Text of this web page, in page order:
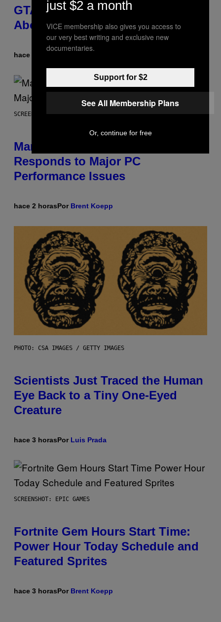
GTA 6 Gets Concerning Update
About GTA Online Release Date
hace 2 horas
SCREENSHOT: PLAYSTATION, STEAM
Marvel Tokon Developer
Responds to Major PC
Performance Issues
hace 2 horasPor Brent Koepp
PHOTO: CSA IMAGES / GETTY IMAGES
Scientists Just Traced the Human
Eye Back to a Tiny One-Eyed
Creature
hace 3 horasPor Luis Prada
SCREENSHOT: EPIC GAMES
Fortnite Gem Hours Start Time:
Power Hour Today Schedule and
Featured Sprites
hace 3 horasPor Brent Koepp
just $2 a month
VICE membership also gives you access to
our very best writing and exclusive new
documentaries.
Support for $2
See All Membership Plans
Or, continue for free